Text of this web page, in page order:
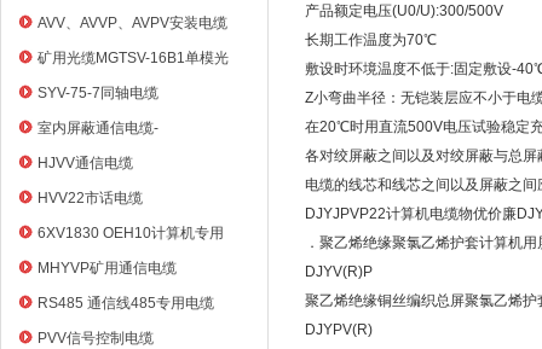
AVV、AVVP、AVPV安装电缆
矿用光缆MGTSV-16B1单模光
纤
SYV-75-7同轴电缆
室内屏蔽通信电缆-
HYVP_HYYP
HJVV通信电缆
HVV22市话电缆
6XV1830 OEH10计算机专用
电缆
MHYVP矿用通信电缆
RS485 通信线485专用电缆
PVV信号控制电缆
产品额定电压(U0/U):300/500V
长期工作温度为70℃
敷设时环境温度不低于:固定敷设-
Z小弯曲半径：无铠装层应不小于电
在20℃时用直流500V电压试验稳定
各对绞屏蔽之间以及对绞屏蔽与总屏
电缆的线芯和线芯之间以及屏蔽之
DJYJPVP22计算机电缆物优价廉
．聚乙烯绝缘聚氯乙烯护套计算机
DJYV(R)P
聚乙烯绝缘铜丝编织总屏聚氯乙烯
DJYPV(R)